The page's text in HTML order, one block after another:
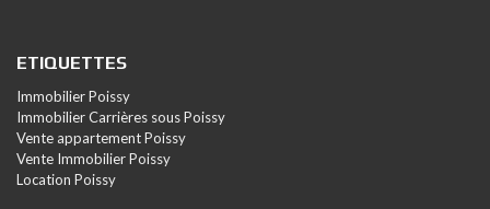
ETIQUETTES
Immobilier Poissy
Immobilier Carrières sous Poissy
Vente appartement Poissy
Vente Immobilier Poissy
Location Poissy